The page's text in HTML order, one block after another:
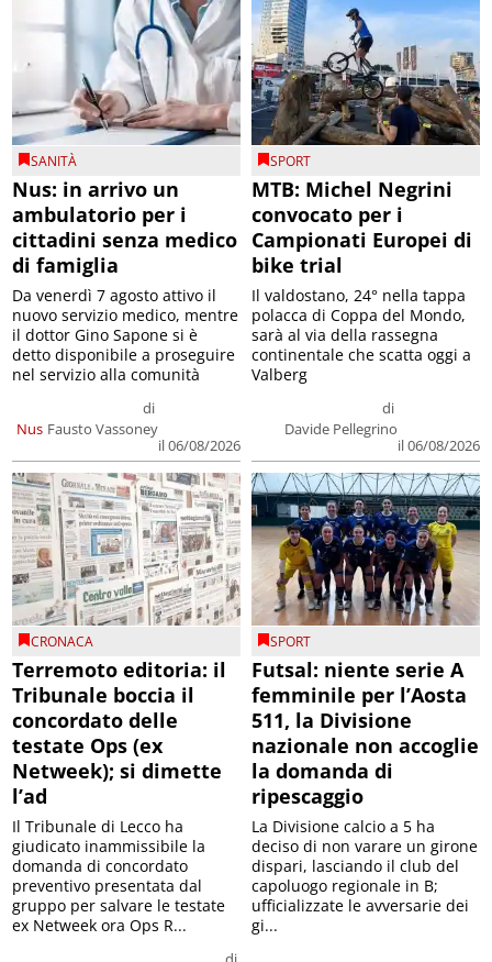
SANITÀ
Nus: in arrivo un
ambulatorio per i
cittadini senza medico
di famiglia
Nus
di
Fausto Vassoney
il 06/08/2026
Da venerdì 7 agosto attivo il
nuovo servizio medico, mentre
il dottor Gino Sapone si è
detto disponibile a proseguire
nel servizio alla comunità
SPORT
MTB: Michel Negrini
convocato per i
Campionati Europei di
bike trial
di
Davide Pellegrino
il 06/08/2026
Il valdostano, 24° nella tappa
polacca di Coppa del Mondo,
sarà al via della rassegna
continentale che scatta oggi a
Valberg
CRONACA
Terremoto editoria: il
Tribunale boccia il
concordato delle
testate Ops (ex
Netweek); si dimette
l’ad
Il Tribunale di Lecco ha
giudicato inammissibile la
domanda di concordato
preventivo presentata dal
gruppo per salvare le testate
ex Netweek ora Ops R...
SPORT
Futsal: niente serie A
femminile per l’Aosta
511, la Divisione
nazionale non accoglie
la domanda di
ripescaggio
La Divisione calcio a 5 ha
deciso di non varare un girone
dispari, lasciando il club del
capoluogo regionale in B;
ufficializzate le avversarie dei
gi...